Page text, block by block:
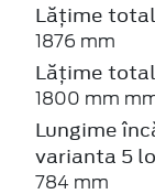
Lățime
1876 mm
Lățime
1800 mm
Lungime
varianta 5
784 mm